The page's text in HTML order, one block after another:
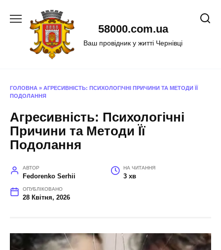
58000.com.ua
Ваш провідник у житті Чернівці
ГОЛОВНА » АГРЕСИВНІСТЬ: ПСИХОЛОГІЧНІ ПРИЧИНИ ТА МЕТОДИ ЇЇ
ПОДОЛАННЯ
Агресивність: Психологічні
Причини та Методи Її
Подолання
АВТОР
Fedorenko Serhii
НА ЧИТАННЯ
3 хв
ОПУБЛІКОВАНО
28 Квітня, 2026